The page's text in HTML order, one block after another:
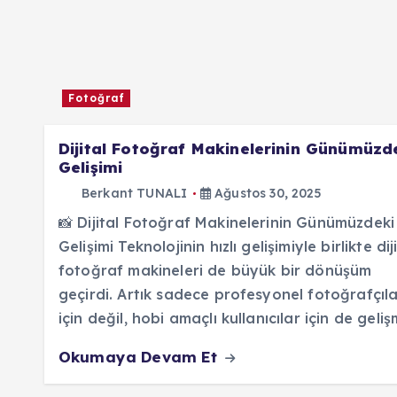
Fotoğraf
Dijital Fotoğraf Makinelerinin
Gelişimi
Berkant TUNALI Ağustos 30, 2025
📸 Dijital Fotoğraf Makinelerinin Günümüzdeki
Gelişimi Teknolojinin hızlı gelişimiyle birlikte
fotoğraf makineleri de büyük bir dönüşüm
geçirdi. Artık sadece profesyonel
için değil, hobi amaçlı kullanıcılar için de
Okumaya Devam Et